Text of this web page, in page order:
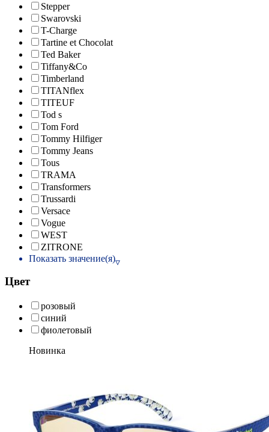
Stepper
Swarovski
T-Charge
Tartine et Chocolat
Ted Baker
Tiffany&Co
Timberland
TITANflex
TITEUF
Tod s
Tom Ford
Tommy Hilfiger
Tommy Jeans
Tous
TRAMA
Transformers
Trussardi
Versace
Vogue
WEST
ZITRONE
Показать значение(я)
Цвет
розовый
синий
фиолетовый
Новинка